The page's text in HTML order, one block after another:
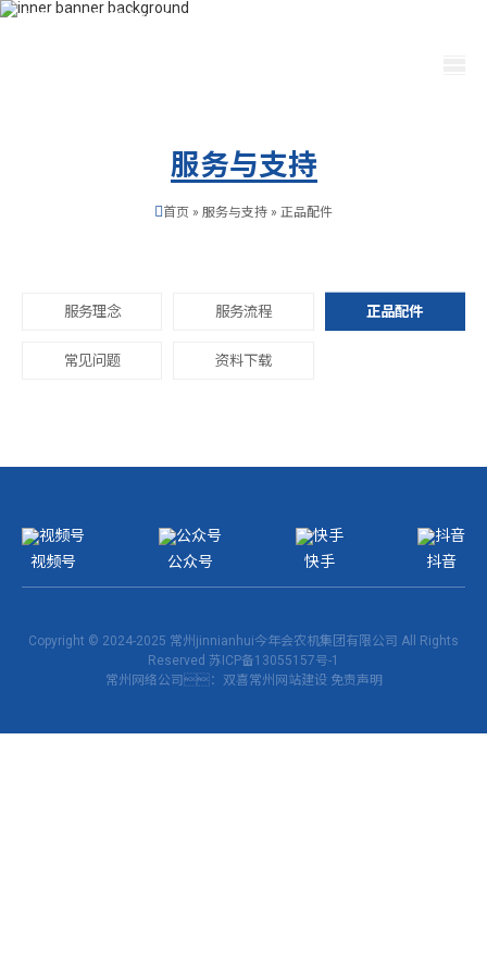
400-115-2288 dfam@dongpinxinxuan.com
服务与支持
首页 » 服务与支持 » 正品配件
服务理念 服务流程 正品配件
常见问题 资料下载
视频号 公众号 快手 抖音
Copyright © 2024-2025 常州jinnianhui今年会农机集团有限公司 All Rights
Reserved 苏ICP备13055157号-1
常州网络公司：双喜常州网站建设 免责声明